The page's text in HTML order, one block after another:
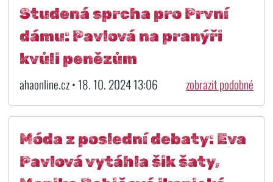
Studená sprcha pro První
dámu: Pavlová na pranýři
kvůli penězům
ahaonline.cz • 18. 10. 2024 13:06 zobrazit podobné
Móda z poslední debaty: Eva
Pavlová vytáhla šik šaty,